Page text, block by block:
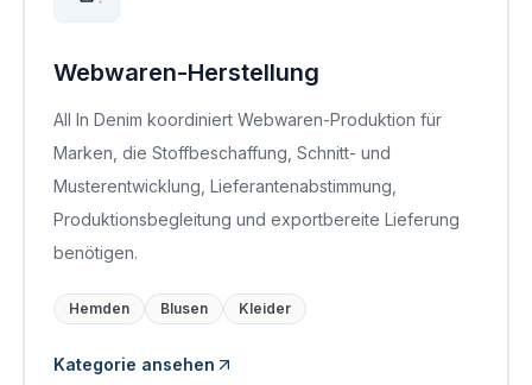
Webwaren-Herstellung
All In Denim koordiniert Webwaren-Produktion für
Marken, die Stoffbeschaffung, Schnitt- und
Musterentwicklung, Lieferantenabstimmung,
Produktionsbegleitung und exportbereite Lieferung
benötigen.
Hemden Blusen Kleider
Kategorie ansehen